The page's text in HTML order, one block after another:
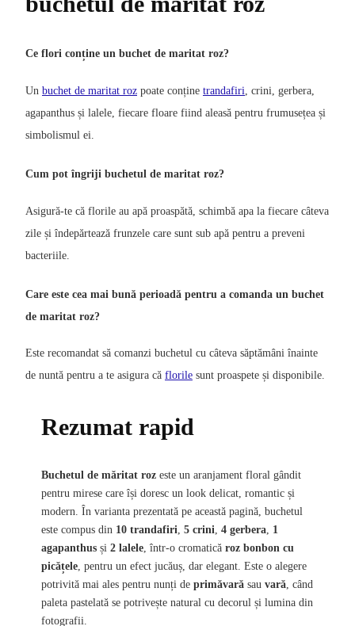
Ce flori conține un buchet de maritat roz?
Un buchet de maritat roz poate conține trandafiri , crini, gerbera,
agapanthus și lalele, fiecare floare fiind aleasă pentru frumusețea și
simbolismul ei.
Cum pot îngriji buchetul de maritat roz?
Asigură-te că florile au apă proaspătă, schimbă apa la fiecare câteva
zile și îndepărtează frunzele care sunt sub apă pentru a preveni
bacteriile.
Care este cea mai bună perioadă pentru a comanda un buchet
de maritat roz?
Este recomandat să comanzi buchetul cu câteva săptămâni înainte
de nuntă pentru a te asigura că florile sunt proaspete și disponibile.
Rezumat rapid
Buchetul de măritat roz este un aranjament floral gândit
pentru mirese care își doresc un look delicat, romantic și
modern. În varianta prezentată pe această pagină, buchetul
este compus din 10 trandafiri, 5 crini, 4 gerbera, 1
agapanthus și 2 lalele, într-o cromatică roz bonbon cu
picățele, pentru un efect jucăuș, dar elegant. Este o alegere
potrivită mai ales pentru nunți de primăvară sau vară, când
paleta pastelată se potrivește natural cu decorul și lumina din
fotografii.